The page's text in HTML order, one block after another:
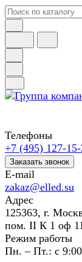
Телефоны
+7 (495) 127-
Заказать звонок
E-mail
zakaz@elled.su
Адрес
125363, г.
пом. II К 1 оф
Режим работы
Пн. – Пт.: с